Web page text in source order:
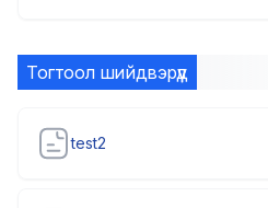
Тогтоол шийдвэрүүд
test2